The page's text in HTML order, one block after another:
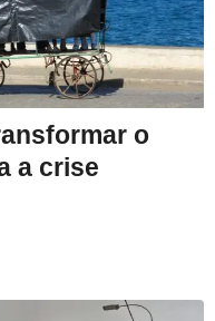
o
a crise